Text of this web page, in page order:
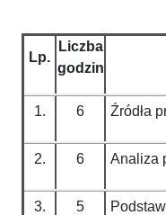
Lp.
Liczba
godzin
1. 6 Źródła
2. 6 Analiza
3. 5